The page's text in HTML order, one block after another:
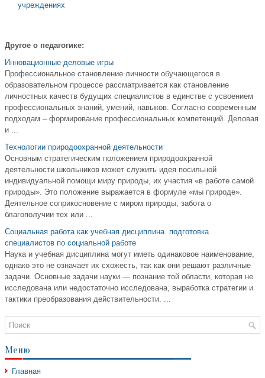
учреждениях
Другое о педагогике:
Инновационные деловые игры
Профессиональное становление личности обучающегося в
образовательном процессе рассматривается как становление
личностных качеств будущих специалистов в единстве с усвоением
профессиональных знаний, умений, навыков. Согласно современным
подходам – формирование профессиональных компетенций. Деловая
и ...
Технологии природоохранной деятельности
Основным стратегическим положением природоохранной
деятельности школьников может служить идея посильной
индивидуальной помощи миру природы, их участия «в работе самой
природы». Это положение выражается в формуле «мы природе».
Деятельное соприкосновение с миром природы, забота о
благополучии тех или ...
Социальная работа как учебная дисциплина. подготовка
специалистов по социальной работе
Наука и учебная дисциплина могут иметь одинаковое наименование,
однако это не означает их схожесть, так как они решают различные
задачи. Основные задачи науки — познание той области, которая не
исследована или недостаточно исследована, выработка стратегии и
тактики преобразования действительности. ...
Меню
Главная